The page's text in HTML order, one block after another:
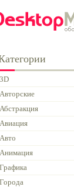
3D
Авторские
Абстракция
Авиация
Авто
Анимация
Графика
Города